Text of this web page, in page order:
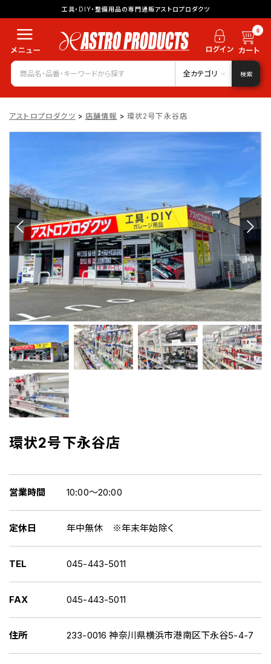
工具・DIY・整備用品の専門通販アストロプロダクツ
0
全カテゴリ 検索
アストロプロダクツ > 店舗情報 > 環状2号下永谷店
環状2号下永谷店
営業時間 10:00～20:00
定休日 年中無休 ※年末年始除く
TEL 045-443-5011
FAX 045-443-5011
住所 233-0016 神奈川県横浜市港南区下永谷5-4-7